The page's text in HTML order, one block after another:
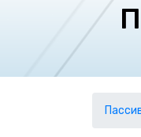
О